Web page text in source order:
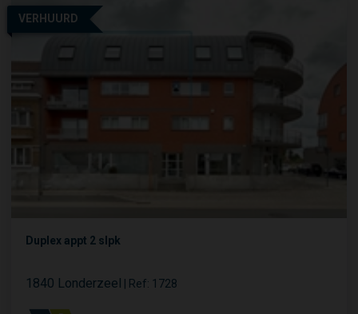
VERHUURD
Duplex appt 2 slpk
1840 Londerzeel Ref: 1728